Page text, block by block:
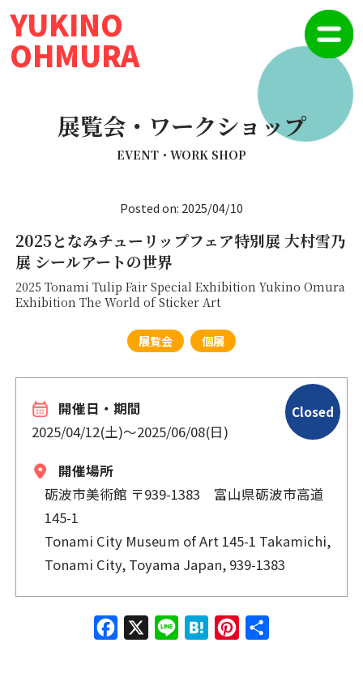
YUKINO
OHMURA
展覧会・ワークショップ
EVENT・WORK SHOP
Posted on: 2025/04/10
2025となみチューリップフェア特別展 大村雪乃
展 シールアートの世界
2025 Tonami Tulip Fair Special Exhibition Yukino Omura
Exhibition The World of Sticker Art
展覧会 個展
開催日・期間
2025/04/12(土)〜2025/06/08(日)
Closed
開催場所
砺波市美術館 〒939-1383 富山県砺波市高道
145-1
Tonami City Museum of Art 145-1 Takamichi,
Tonami City, Toyama Japan, 939-1383
Face
X Line
Hate
Pinte